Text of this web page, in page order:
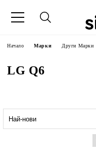
Начало Марки Други Марки
LG Q6